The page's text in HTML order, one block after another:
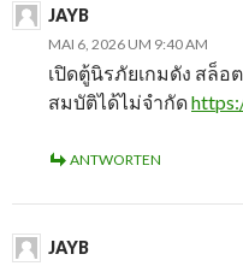
JAYB
MAI 6, 2026 UM 9:40 AM
เปิดตู้นิรภัยเกมดัง สล็
สมบัติได้ไม่จำกัด
ANTWORTEN
JAYB